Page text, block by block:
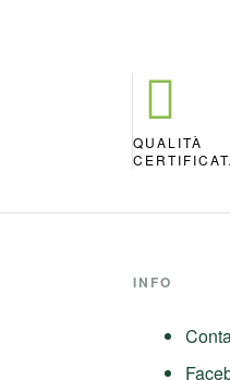
QUALITÀ
INFO